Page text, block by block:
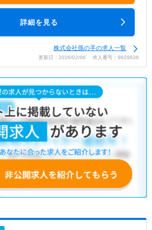
詳細を見る
株式会社孫の手の求人一覧
更新日：2026/02/06 求人番号：9829638